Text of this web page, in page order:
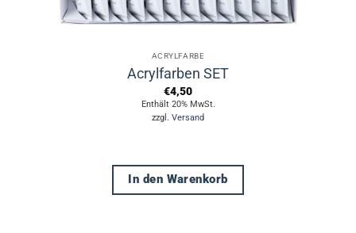
ACRYLFARBE
Acrylfarben SET
€4,50
Enthält 20% MwSt.
zzgl. Versand
In den Warenkorb